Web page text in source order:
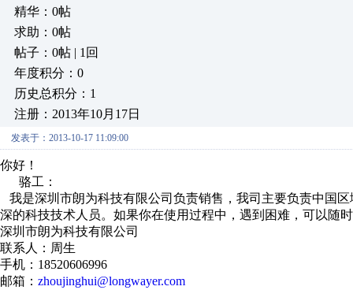
精华：0帖
求助：0帖
帖子：0帖 | 1回
年度积分：0
历史总积分：1
注册：2013年10月17日
发表于：2013-10-17 11:09:00
你好！
骆工：
我是深圳市朗为科技有限公司负责销售，我司主要负责中国
深的科技技术人员。如果你在使用过程中，遇到困难，可以随
深圳市朗为科技有限公司
联系人：周生
手机：18520606996
邮箱： zhoujinghui@longwayer.com